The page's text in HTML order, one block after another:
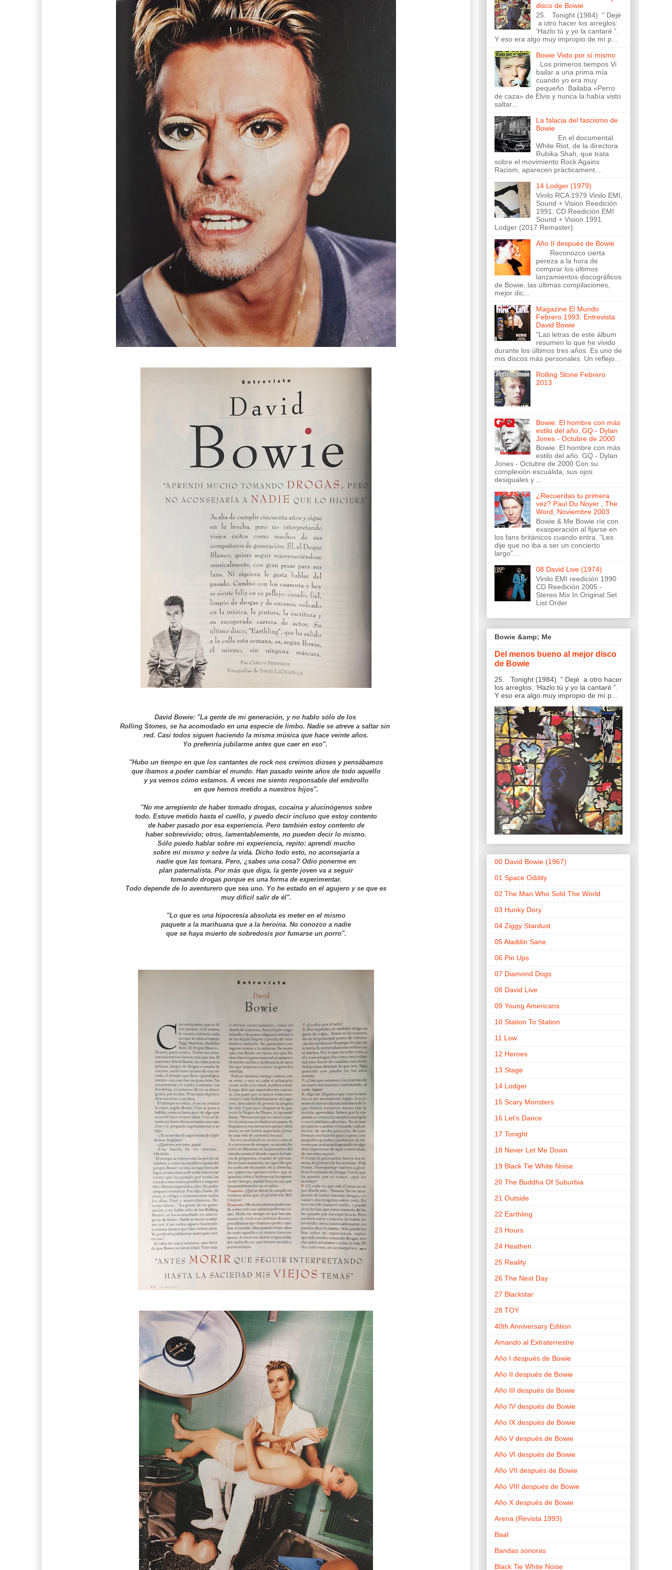
David Bowie: "La gente de mi generación, y no hablo sólo de los
Rolling Stones, se ha acomodado en una especie de limbo. Nadie se atreve a saltar sin
red. Casi todos siguen haciendo la misma música que hace veinte años.
Yo preferiría jubilarme antes que caer en eso".
"Hubo un tiempo en que los cantantes de rock nos creímos dioses y pensábamos
que íbamos a poder cambiar el mundo. Han pasado veinte años de todo aquello
y ya vemos cómo estamos. A veces me siento responsable del embrollo
en que hemos metido a nuestros hijos".
"No me arrepiento de haber tomado drogas, cocaína y alucinógenos sobre
todo. Estuve metido hasta el cuello, y puedo decir incluso que estoy contento
de haber pasado por esa experiencia. Pero también estoy contento de
haber sobrevivido; otros, lamentablemente, no pueden decir lo mismo.
Sólo puedo hablar sobre mi experiencia, repito: aprendí mucho
sobre mí mismo y sobre la vida. Dicho todo esto, no aconsejaría a
nadie que las tomara. Pero, ¿sabes una cosa? Odio ponerme en
plan paternalista. Por más que diga, la gente joven va a seguir
tomando drogas porque es una forma de experimentar.
Todo depende de lo aventurero que sea uno. Yo he estado en el agujero y se que es
muy difícil salir de él".
"Lo que es una hipocresía absoluta es meter en el mismo
paquete a la marihuana que a la heroína. No conozco a nadie
que se haya muerto de sobredosis por fumarse un porro".
disco de Bowie
25. Tonight (1984) " Dejé
a otro hacer los arreglos:
‘Hazlo tú y yo la cantaré ”.
Y eso era algo muy impropio de mí p...
Bowie Visto por sí mismo
Los primeros tiempos Vi
bailar a una prima mía
cuando yo era muy
pequeño. Bailaba «Perro
de caza» de Elvis y nunca la había visto
saltar...
La falacia del fascismo de
Bowie
En el documental
White Riot, de la directora
Rubika Shah, que trata
sobre el movimiento Rock Agains
Racism, aparecen prácticament...
14 Lodger (1979)
Vinilo RCA 1979 Vinilo EMI,
Sound + Vision Reedición
1991: CD Reedición EMI
Sound + Vision 1991
Lodger (2017 Remaster)
Año II después de Bowie
Reconozco cierta
pereza a la hora de
comprar los últimos
lanzamientos discográficos
de Bowie, las últimas compilaciones,
mejor dic...
Magazine El Mundo
Febrero 1993, Entrevista
David Bowie
"Las letras de este álbum
resumen lo que he vivido
durante los últimos tres años. Es uno de
mis discos más personales. Un reflejo...
Rolling Stone Febrero
2013
Bowie: El hombre con más
estilo del año. GQ - Dylan
Jones - Octubre de 2000
Bowie: El hombre con más
estilo del año. GQ - Dylan
Jones - Octubre de 2000 Con su
complexión escuálida, sus ojos
desiguales y ...
¿Recuerdas tu primera
vez? Paul Du Noyer , The
Word, Noviembre 2003
Bowie & Me Bowie ríe con
exasperación al fijarse en
los fans británicos cuando entra. “Les
dije que no iba a ser un concierto
largo”....
08 David Live (1974)
Vinilo EMI reedición 1990
CD Reedición 2005 -
Stereo Mix In Original Set
List Order
Bowie &amp; Me
Del menos bueno al mejor disco
de Bowie
25. Tonight (1984) " Dejé a otro hacer
los arreglos: ‘Hazlo tú y yo la cantaré ”.
Y eso era algo muy impropio de mí p...
00 David Bowie (1967)
01 Space Oddity
02 The Man Who Sold The World
03 Hunky Dory
04 Ziggy Stardust
05 Aladdin Sane
06 Pin Ups
07 Diamond Dogs
08 David Live
09 Young Americans
10 Station To Station
11 Low
12 Heroes
13 Stage
14 Lodger
15 Scary Monsters
16 Let's Dance
17 Tonight
18 Never Let Me Down
19 Black Tie White Noise
20 The Buddha Of Suburbia
21 Outside
22 Earthling
23 Hours
24 Heathen
25 Reality
26 The Next Day
27 Blackstar
28 TOY
40th Anniversary Edition
Amando al Extraterrestre
Año I después de Bowie
Año II después de Bowie
Año III después de Bowie
Año IV después de Bowie
Año IX después de Bowie
Año V después de Bowie
Año VI después de Bowie
Año VII después de Bowie
Año VIII después de Bowie
Año X después de Bowie
Arena (Revista 1993)
Baal
Bandas sonoras
Black Tie White Noise